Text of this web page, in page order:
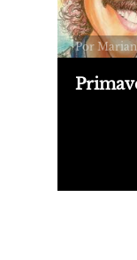
Por
época,